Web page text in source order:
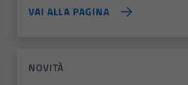
VAI ALLA PAGINA
NOVITÀ